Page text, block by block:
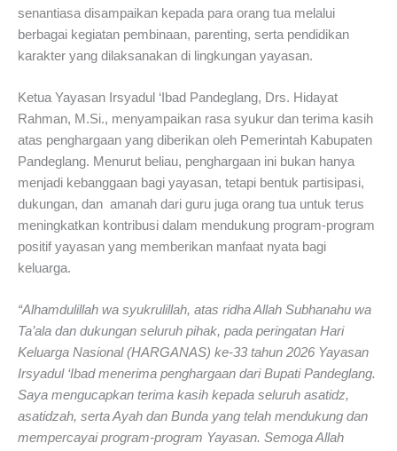
senantiasa disampaikan kepada para orang tua melalui
berbagai kegiatan pembinaan, parenting, serta pendidikan
karakter yang dilaksanakan di lingkungan yayasan.
Ketua Yayasan Irsyadul ‘Ibad Pandeglang, Drs. Hidayat
Rahman, M.Si., menyampaikan rasa syukur dan terima kasih
atas penghargaan yang diberikan oleh Pemerintah Kabupaten
Pandeglang. Menurut beliau, penghargaan ini bukan hanya
menjadi kebanggaan bagi yayasan, tetapi bentuk partisipasi,
dukungan, dan amanah dari guru juga orang tua untuk terus
meningkatkan kontribusi dalam mendukung program-program
positif yayasan yang memberikan manfaat nyata bagi
keluarga.
“Alhamdulillah wa syukrulillah, atas ridha Allah Subhanahu wa
Ta’ala dan dukungan seluruh pihak, pada peringatan Hari
Keluarga Nasional (HARGANAS) ke-33 tahun 2026 Yayasan
Irsyadul ‘Ibad menerima penghargaan dari Bupati Pandeglang.
Saya mengucapkan terima kasih kepada seluruh asatidz,
asatidzah, serta Ayah dan Bunda yang telah mendukung dan
mempercayai program-program Yayasan. Semoga Allah